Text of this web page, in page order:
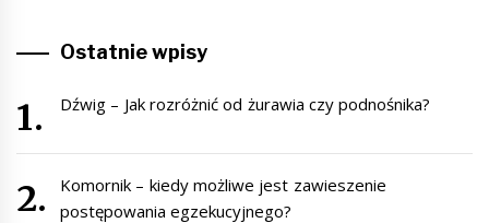
Ostatnie wpisy
Dźwig – Jak rozróżnić od żurawia czy podnośnika?
Komornik – kiedy możliwe jest zawieszenie
postępowania egzekucyjnego?